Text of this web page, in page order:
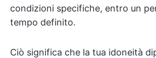
condizioni specifiche, entro un
tempo definito.
Ciò significa che la tua idoneità